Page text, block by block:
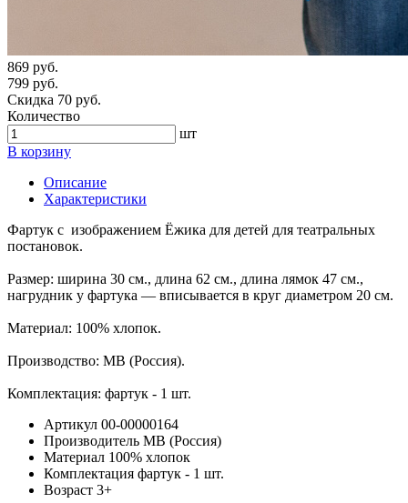
869 руб.
799 руб.
Скидка 70 руб.
Количество
шт
В корзину
Описание
Характеристики
Фартук с изображением Ёжика для детей для театральных
постановок.
Размер: ширина 30 см., длина 62 см., длина лямок 47 см.,
нагрудник у фартука — вписывается в круг диаметром 20 см.
Материал: 100% хлопок.
Производство: МВ (Россия).
Комплектация: фартук - 1 шт.
Артикул 00-00000164
Производитель МВ (Россия)
Материал 100% хлопок
Комплектация фартук - 1 шт.
Возраст 3+